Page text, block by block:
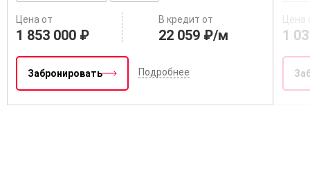
Цена от
1 853 000 ₽
В кредит от
22 059 ₽/м
Забронировать Подробнее
Цена
1